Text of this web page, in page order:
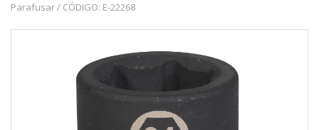
Parafusar / CÓDIGO: E-22268